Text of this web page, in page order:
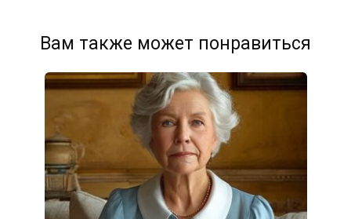
Вам также может понравиться